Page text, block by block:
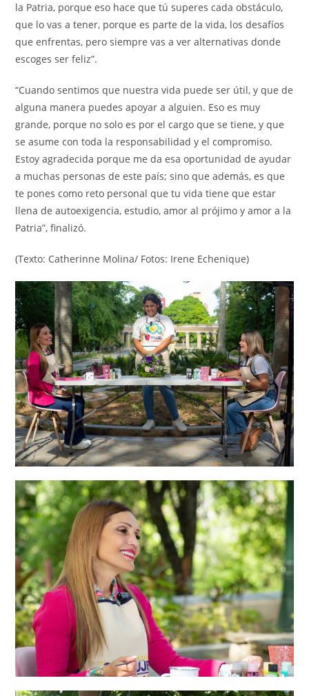
la Patria, porque eso hace que tú superes cada obstáculo,
que lo vas a tener, porque es parte de la vida, los desafíos
que enfrentas, pero siempre vas a ver alternativas donde
escoges ser feliz”.
“Cuando sentimos que nuestra vida puede ser útil, y que de
alguna manera puedes apoyar a alguien. Eso es muy
grande, porque no solo es por el cargo que se tiene, y que
se asume con toda la responsabilidad y el compromiso.
Estoy agradecida porque me da esa oportunidad de ayudar
a muchas personas de este país; sino que además, es que
te pones como reto personal que tu vida tiene que estar
llena de autoexigencia, estudio, amor al prójimo y amor a la
Patria”, finalizó.
(Texto: Catherinne Molina/ Fotos: Irene Echenique)